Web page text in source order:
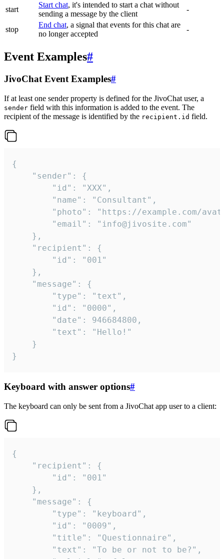
start
Start chat, it's intended to start a chat without
sending a message by the client
-
stop
End chat, a signal that events for this chat are
no longer accepted
-
Event Examples#
JivoChat Event Examples#
If at least one sender property is defined for the JivoChat user, a
sender field with this information is added to the event. The
recipient of the message is identified by the recipient.id field.
{
}
Keyboard with answer options#
The keyboard can only be sent from a JivoChat app user to a client:
{